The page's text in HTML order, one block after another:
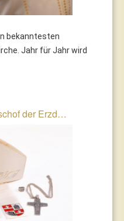
bekanntesten
Jahr für Jahr wird
der Erzd…